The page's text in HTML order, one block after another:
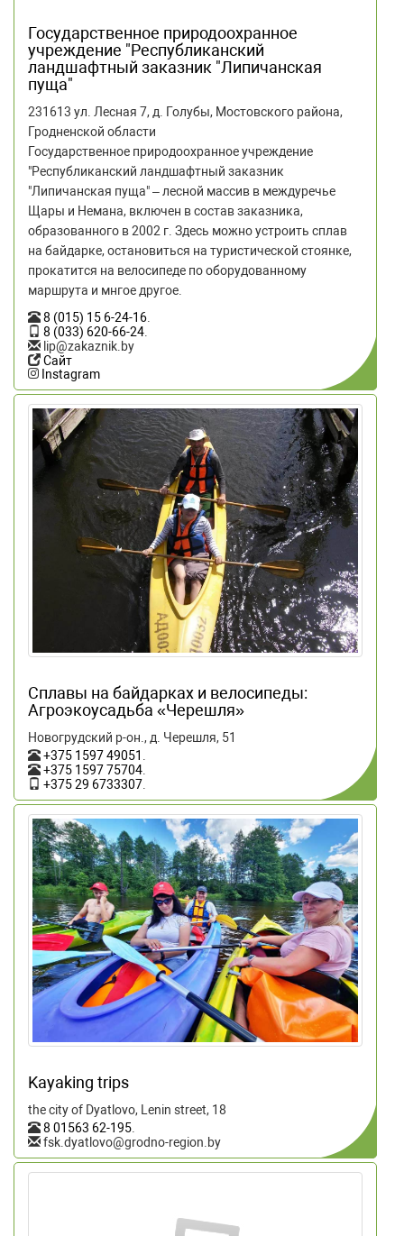
Государственное природоохранное
учреждение "Республиканский
ландшафтный заказник "Липичанская
пуща"
231613 ул. Лесная 7, д. Голубы, Мостовского района,
Гродненской области
Государственное природоохранное учреждение
"Республиканский ландшафтный заказник
"Липичанская пуща" – лесной массив в междуречье
Щары и Немана, включен в состав заказника,
образованного в 2002 г. Здесь можно устроить сплав
на байдарке, остановиться на туристической стоянке,
прокатится на велосипеде по оборудованному
маршрута и мнгое другое.
8 (015) 15 6-24-16.
8 (033) 620-66-24.
lip@zakaznik.by
Сайт
Instagram
Сплавы на байдарках и велосипеды:
Агроэкоусадьба «Черешля»
Новогрудский р-он., д. Черешля, 51
+375 1597 49051
+375 1597 75704
+375 29 6733307
Kayaking trips
the city of Dyatlovo, Lenin street, 18
8 01563 62-195
fsk.dyatlovo@grodno-region.by